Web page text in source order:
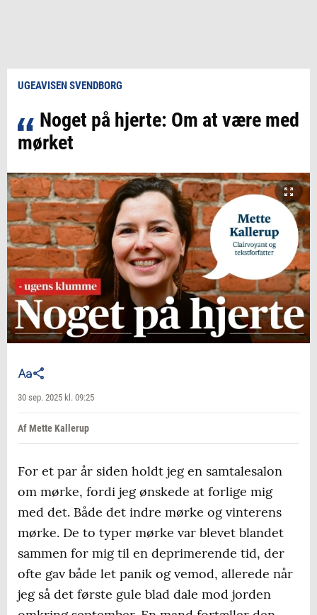
UGEAVISEN SVENDBORG
Noget på hjerte: Om at være med
mørket
30 sep. 2025 kl. 09:25
Af Mette Kallerup
For et par år siden holdt jeg en samtalesalon
om mørke, fordi jeg ønskede at forlige mig
med det. Både det indre mørke og vinterens
mørke. De to typer mørke var blevet blandet
sammen for mig til en deprimerende tid, der
ofte gav både let panik og vemod, allerede når
jeg så det første gule blad dale mod jorden